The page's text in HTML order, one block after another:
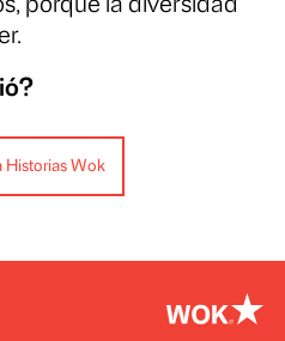
de la tradición
y de
producen con
Pero también se
porque la